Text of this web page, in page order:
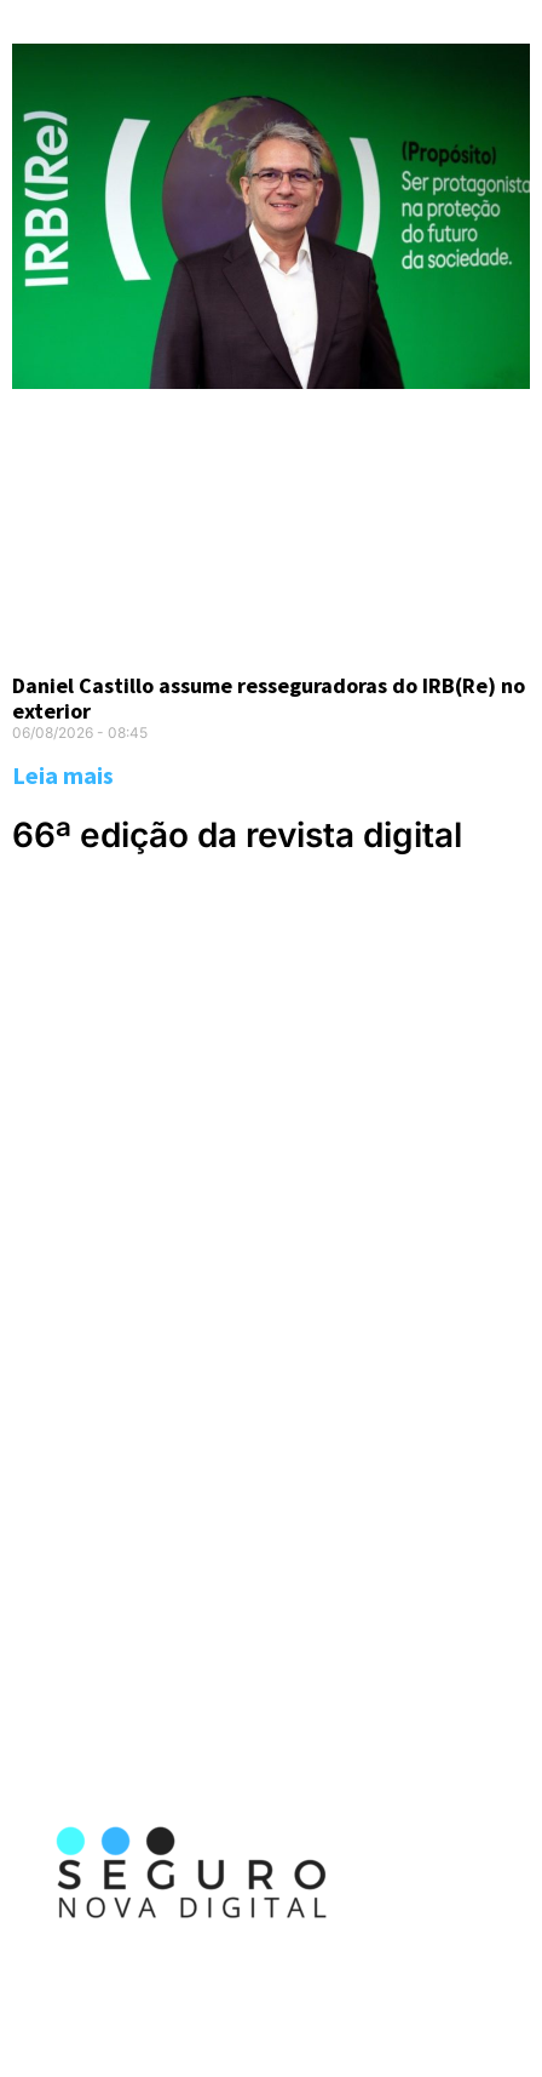
Daniel Castillo assume resseguradoras do IRB(Re) no
exterior
06/08/2026 08:45
Leia mais
66ª edição da revista digital